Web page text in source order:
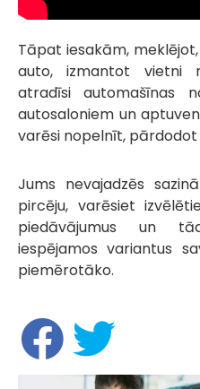
Tāpat iesakām,
auto, izmantot vietni
atradīsi automašīnas
autosaloniem un
varēsi nopelnīt, pārdodot
Jums nevajadzēs
pircēju, varēsiet
piedāvājumus un
iespējamos variantus
piemērotāko.